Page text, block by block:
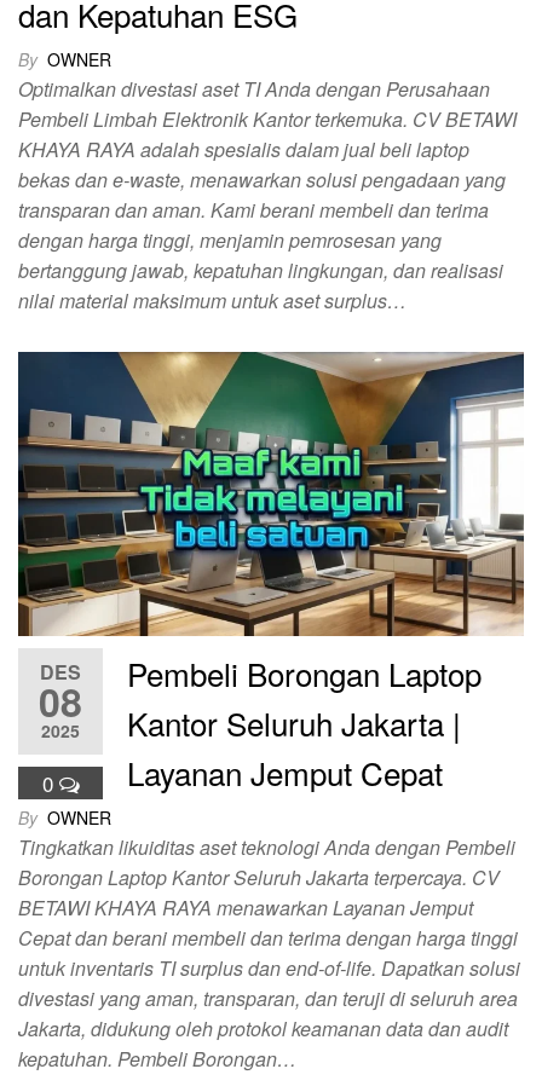
dan Kepatuhan ESG
By OWNER
Optimalkan divestasi aset TI Anda dengan Perusahaan
Pembeli Limbah Elektronik Kantor terkemuka. CV BETAWI
KHAYA RAYA adalah spesialis dalam jual beli laptop
bekas dan e-waste, menawarkan solusi pengadaan yang
transparan dan aman. Kami berani membeli dan terima
dengan harga tinggi, menjamin pemrosesan yang
bertanggung jawab, kepatuhan lingkungan, dan realisasi
nilai material maksimum untuk aset surplus…
DES
08
2025
0
Pembeli Borongan Laptop
Kantor Seluruh Jakarta |
Layanan Jemput Cepat
By OWNER
Tingkatkan likuiditas aset teknologi Anda dengan Pembeli
Borongan Laptop Kantor Seluruh Jakarta terpercaya. CV
BETAWI KHAYA RAYA menawarkan Layanan Jemput
Cepat dan berani membeli dan terima dengan harga tinggi
untuk inventaris TI surplus dan end-of-life. Dapatkan solusi
divestasi yang aman, transparan, dan teruji di seluruh area
Jakarta, didukung oleh protokol keamanan data dan audit
kepatuhan. Pembeli Borongan…